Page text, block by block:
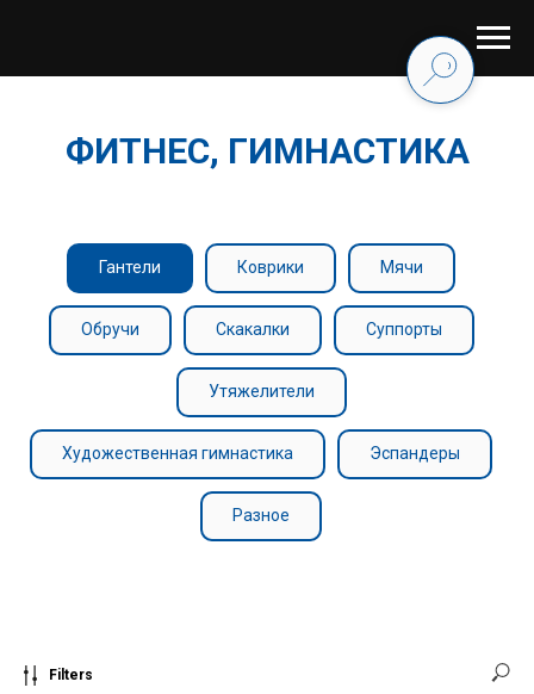
ФИТНЕС, ГИМНАСТИКА
Гантели Коврики Мячи
Обручи Скакалки Суппорты
Утяжелители
Художественная гимнастика Эспандеры
Разное
Filters